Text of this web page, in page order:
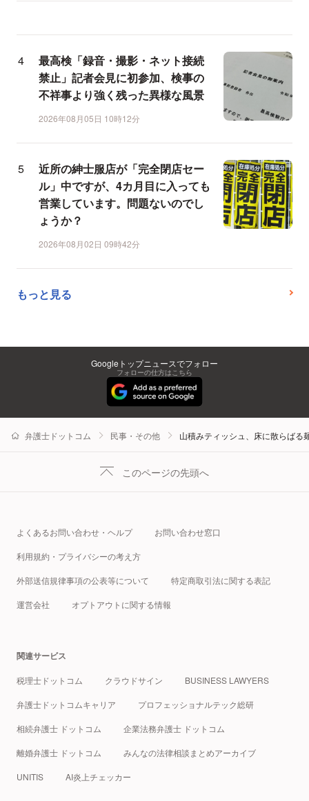
最高検「録音・撮影・ネット接続
禁止」記者会見に初参加、検事の
不祥事より強く残った異様な風景
2026年08月05日 10時12分
近所の紳士服店が「完全閉店セー
ル」中ですが、4カ月目に入っても
営業しています。問題ないのでし
ょうか？
2026年08月02日 09時42分
もっと見る
Googleトップニュースでフォロー
フォローの仕方はこちら
弁護士ドットコム 民事・その他 山積みティッシュ、床に散らばる
このページの先頭へ
よくあるお問い合わせ・ヘルプ お問い合わせ窓口
利用規約・プライバシーの考え方
外部送信規律事項の公表等について 特定商取引法に関する表記
運営会社 オプトアウトに関する情報
関連サービス
税理士ドットコム クラウドサイン BUSINESS LAWYERS
弁護士ドットコムキャリア プロフェッショナルテック総研
相続弁護士 ドットコム 企業法務弁護士 ドットコム
離婚弁護士 ドットコム みんなの法律相談まとめアーカイブ
UNITIS AI炎上チェッカー